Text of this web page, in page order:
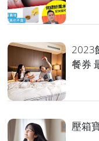
2023
餐券
壓箱